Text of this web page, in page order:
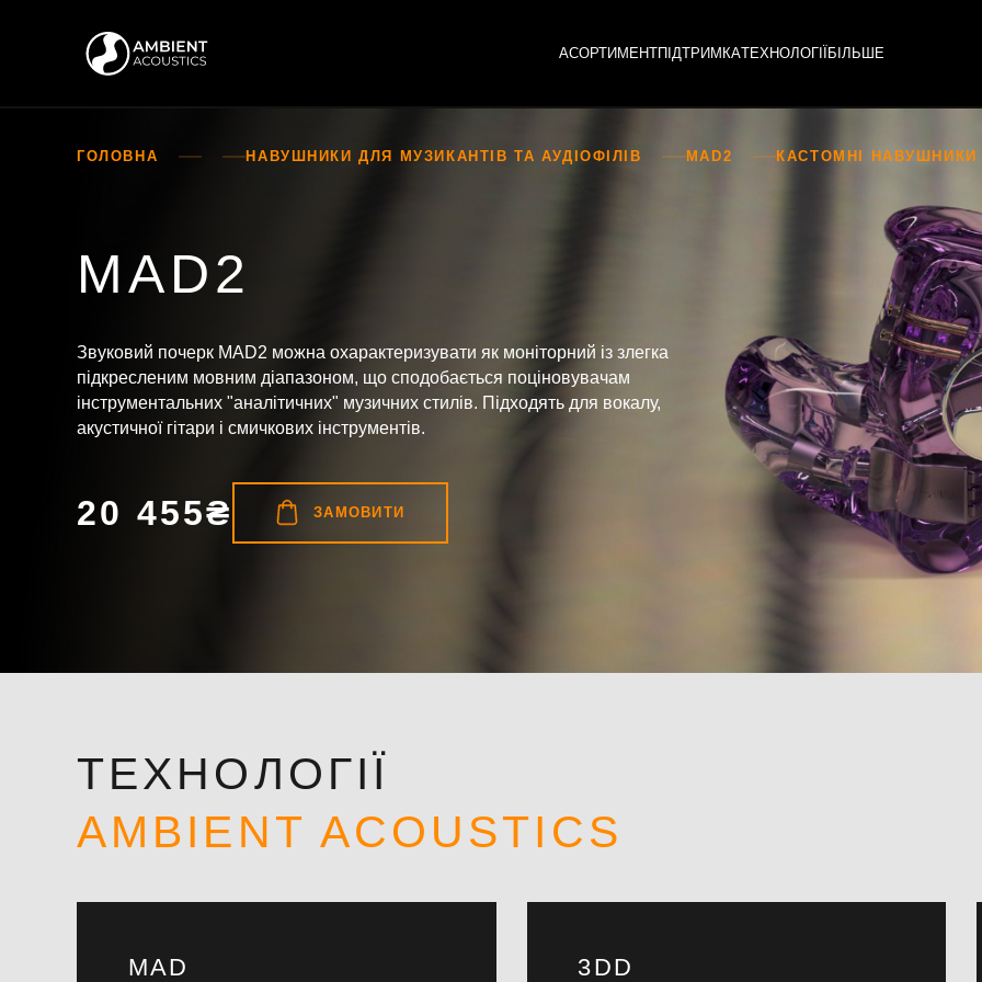
АСОРТИМЕНТПІДТРИМКАТЕХНОЛОГІЇ БІЛЬШЕ
ГОЛОВНА НАВУШНИКИ ДЛЯ МУЗИКАНТІВ ТА АУДІОФІЛІВ MAD2 КАСТОМНІ НАВУШНИКИ
MAD2
Звуковий почерк MAD2 можна охарактеризувати як моніторний із злегка
підкресленим мовним діапазоном, що сподобається поціновувачам
інструментальних "аналітичних" музичних стилів. Підходять для вокалу,
акустичної гітари і смичкових інструментів.
20 455₴ ЗАМОВИТИ
ТЕХНОЛОГІЇ
AMBIENT ACOUSTICS
MAD 3DD